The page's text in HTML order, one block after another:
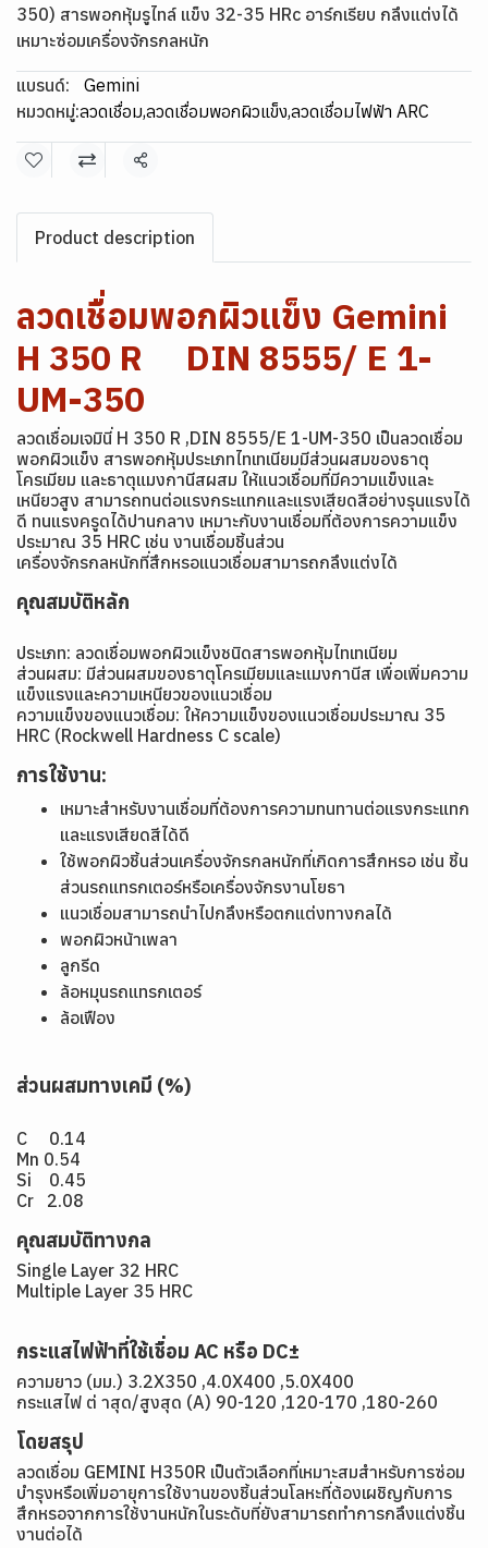
350) สารพอกหุ้มรูไทล์ แข็ง 32-35 HRc อาร์กเรียบ กลึงแต่งได้
เหมาะซ่อมเครื่องจักรกลหนัก
แบรนด์:
Gemini
หมวดหมู่:ลวดเชื่อม,ลวดเชื่อมพอกผิวแข็ง,ลวดเชื่อมไฟฟ้า ARC
แชร์
Product description
ลวดเชื่อมพอกผิวแข็ง Gemini
H 350 R DIN 8555/ E 1-
UM-350
ลวดเชื่อมเจมินี่ H 350 R ,DIN 8555/E 1-UM-350 เป็นลวดเชื่อม
พอกผิวแข็ง สารพอกหุ้มประเภทไทเทเนียมมีส่วนผสมของธาตุ
โครเมียม และธาตุแมงกานีสผสม ให้แนวเชื่อมที่มีความแข็งและ
เหนียวสูง สามารถทนต่อแรงกระแทกและแรงเสียดสีอย่างรุนแรงได้
ดี ทนแรงครูดได้ปานกลาง เหมาะกับงานเชื่อมที่ต้องการความแข็ง
ประมาณ 35 HRC เช่น งานเชื่อมชิ้นส่วน
เครื่องจักรกลหนักที่สึกหรอแนวเชื่อมสามารถกลึงแต่งได้
คุณสมบัติหลัก
ประเภท: ลวดเชื่อมพอกผิวแข็งชนิดสารพอกหุ้มไทเทเนียม
ส่วนผสม: มีส่วนผสมของธาตุโครเมียมและแมงกานีส เพื่อเพิ่มความ
แข็งแรงและความเหนียวของแนวเชื่อม
ความแข็งของแนวเชื่อม: ให้ความแข็งของแนวเชื่อมประมาณ 35
HRC (Rockwell Hardness C scale)
การใช้งาน:
เหมาะสำหรับงานเชื่อมที่ต้องการความทนทานต่อแรงกระแทก
และแรงเสียดสีได้ดี
ใช้พอกผิวชิ้นส่วนเครื่องจักรกลหนักที่เกิดการสึกหรอ เช่น ชิ้น
ส่วนรถแทรกเตอร์หรือเครื่องจักรงานโยธา
แนวเชื่อมสามารถนำไปกลึงหรือตกแต่งทางกลได้
พอกผิวหน้าเพลา
ลูกรีด
ล้อหมุนรถแทรกเตอร์
ล้อเฟือง
ส่วนผสมทางเคมี (%)
C 0.14
Mn 0.54
Si 0.45
Cr 2.08
คุณสมบัติทางกล
Single Layer 32 HRC
Multiple Layer 35 HRC
กระแสไฟฟ้าที่ใช้เชื่อม AC หรือ DC±
ความยาว (มม.) 3.2X350 ,4.0X400 ,5.0X400
กระแสไฟ ต่ าสุด/สูงสุด (A) 90-120 ,120-170 ,180-260
โดยสรุป
ลวดเชื่อม GEMINI H350R เป็นตัวเลือกที่เหมาะสมสำหรับการซ่อม
บำรุงหรือเพิ่มอายุการใช้งานของชิ้นส่วนโลหะที่ต้องเผชิญกับการ
สึกหรอจากการใช้งานหนักในระดับที่ยังสามารถทำการกลึงแต่งชิ้น
งานต่อได้